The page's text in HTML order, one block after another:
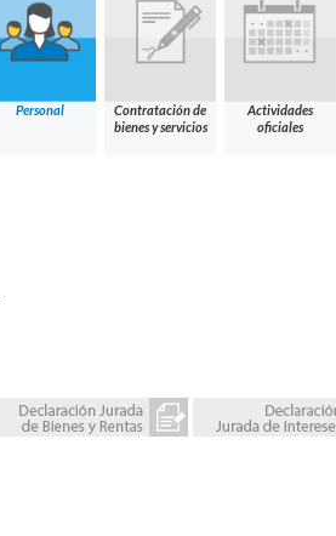
Personal
Contratación de
bienes y servicios
Actividades
oficiales